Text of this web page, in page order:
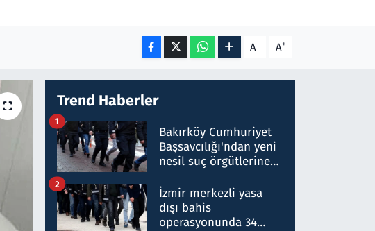
A- A+
Trend Haberler
Bakırköy Cumhuriyet
Başsavcılığı'ndan yeni
nesil suç örgütlerine
hakkında gözaltı kararı
1
İzmir merkezli yasa
dışı bahis
operasyonunda 34
2